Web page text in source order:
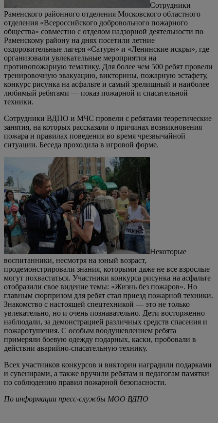
Сотрудники
Раменского районного отделения Московского областного
отделения «Всероссийского добровольного пожарного
общества» совместно с отделом надзорной деятельности по
Раменскому району на днях посетили летние
оздоровительные лагеря «Сатурн» и «Ленинские искры», где
организовали увлекательные мероприятия на
противопожарную тематику. Для более чем 500 ребят провели
тренировочную эвакуацию, викторины, пожарную эстафету,
конкурс рисунка на асфальте и самый зрелищный и наиболее
любимый ребятами — показ пожарной и спасательной
техники.
Сотрудники ВДПО и МЧС провели с ребятами теоретические
занятия, на которых рассказали о причинах возникновения
пожара и правилах поведения во время чрезвычайной
ситуации. Беседа проходила в игровой форме.
Некоторые
воспитанники, несмотря на юный возраст,
продемонстрировали знания, которыми даже не все взрослые
могут похвастаться. Участники конкурса рисунка на асфальте
отобразили свое видение темы: «Жизнь без пожаров». Но
главным сюрпризом для ребят стал приезд пожарной техники.
Знакомство с настоящей спецтехникой — это не только
увлекательно, но и очень познавательно. Дети восторженно
наблюдали, за демонстрацией различных средств спасения и
пожаротушения. С особым воодушевлением ребята
примеряли боевую одежду подарных, каски, пробовали в
действии аварийно-спасательную технику.
Всех участников конкурсов и викторин наградили подарками
и сувенирами, а также вручили ребятам и педагогам памятки
по соблюдению правил пожарной безопасности.
По информации пресс-службы МОО ВДПО